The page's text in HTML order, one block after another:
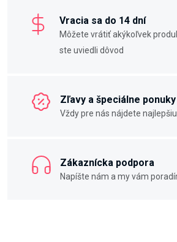
Vracia sa do 14 dní
Môžete vrátiť akýkoľvek
ste uviedli dôvod
Zľavy a špeciálne ponuky
Vždy pre nás nájdete
Zákaznícka podpora
Napíšte nám a my vám